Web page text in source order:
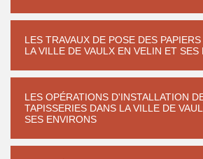
LES TRAVAUX DE POSE DES
LA VILLE DE VAULX EN VELIN ET SES
LES OPÉRATIONS D'INSTALLATION
TAPISSERIES DANS LA VILLE DE
SES ENVIRONS